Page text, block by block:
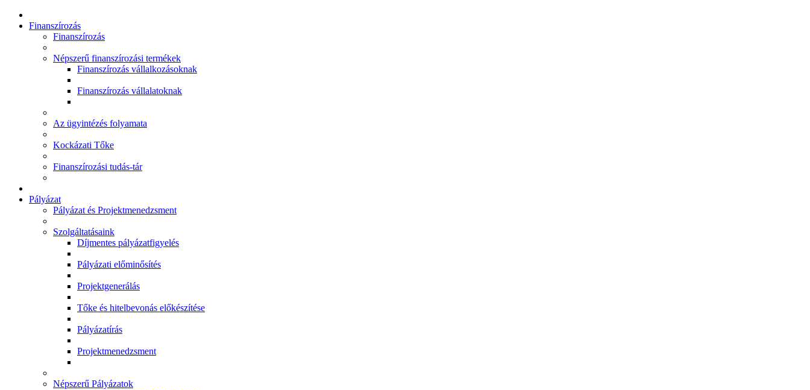
Finanszírozás
Finanszírozás
Népszerű finanszírozási termékek
Finanszírozás vállalkozásoknak
Finanszírozás vállalatoknak
Az ügyintézés folyamata
Kockázati Tőke
Finanszírozási tudás-tár
Pályázat
Pályázat és Projektmenedzsment
Szolgáltatásaink
Díjmentes pályázatfigyelés
Pályázati előminősítés
Projektgenerálás
Tőke és hitelbevonás előkészítése
Pályázatírás
Projektmenedzsment
Népszerű Pályázatok